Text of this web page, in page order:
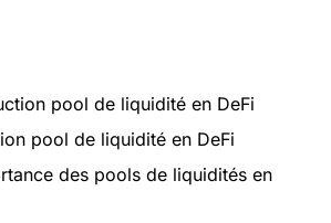
pool de liquidité en DeFi
pool de liquidité en DeFi
des pools de liquidités en